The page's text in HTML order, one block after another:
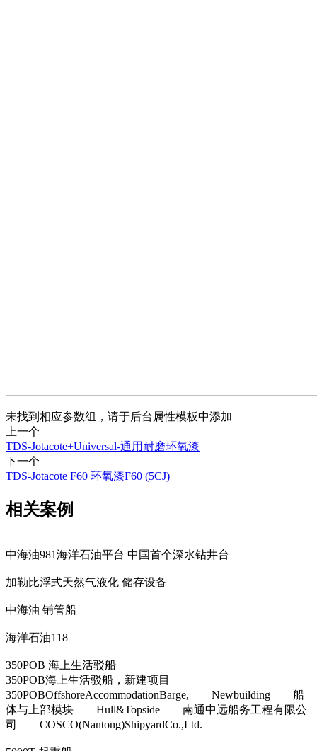
未找到相应参数组，请于后台属性模板中添加
上一个
TDS-Jotacote+Universal-通用耐磨环氧漆
下一个
TDS-Jotacote F60 环氧漆F60 (5CJ)
相关案例
中海油981海洋石油平台 中国首个深水钻井台
加勒比浮式天然气液化 储存设备
中海油 铺管船
海洋石油118
350POB 海上生活驳船
350POB海上生活驳船，新建项目
350POBOffshoreAccommodationBarge, Newbuilding 船
体与上部模块 Hull&Topside 南通中远船务工程有限公
司 COSCO(Nantong)ShipyardCo.,Ltd.